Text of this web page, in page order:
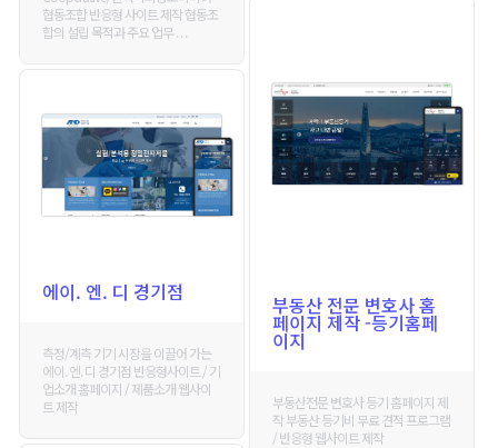
협동조합 반응형 사이트 제작 협동조
합의 설립 목적과 주요 업무 . . .
부동산 전문 변호사 홈
페이지 제작 -등기홈페
이지
부동산전문 변호사 등기 홈페이지 제
작 부동산 등기비 무료 견적 프로그램
/ 반응형 웹사이트 제작
에이. 엔. 디 경기점
측정/계측 기기 시장을 이끌어 가는
에이. 엔. 디 경기점 반응형사이트 / 기
업소개 홈페이지 / 제품소개 웹사이
트 제작